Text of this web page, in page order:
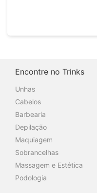
Encontre no Trinks
Unhas
Cabelos
Barbearia
Depilação
Maquiagem
Sobrancelhas
Massagem e Estética
Podologia